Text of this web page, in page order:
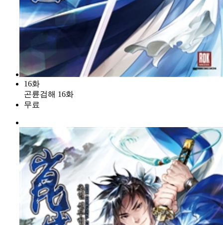
16화
곤륜검해 16화
무료